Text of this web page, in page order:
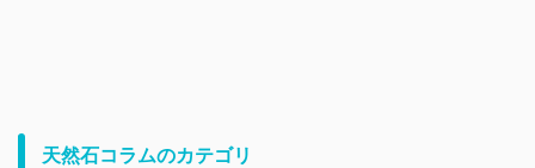
天然石コラムのカテゴリ